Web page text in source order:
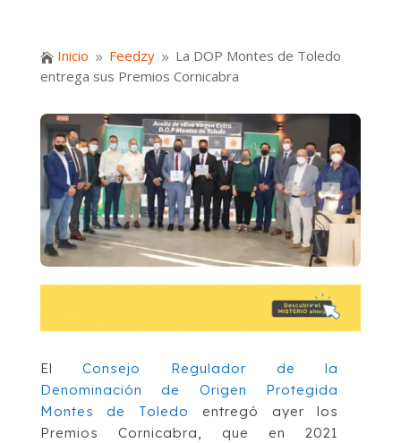
 Inicio 9 Feedzy 9 La DOP Montes de Toledo
entrega sus Premios Cornicabra
ElConsejo Regulador de la
Denominación de Origen Protegida
Montes de Toledo
entregó ayer los
Premios Cornicabra, que en 2021